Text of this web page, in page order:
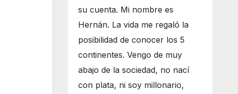
su cuenta. Mi nombre es
Hernán. La vida me regaló la
posibilidad de conocer los 5
continentes. Vengo de muy
abajo de la sociedad, no nací
con plata, ni soy millonario,